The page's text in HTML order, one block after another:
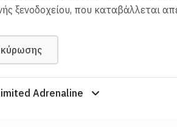
αυτό, θα μεταφερθούμε στο
μας θα κλείσει στη γενέτειρα των
Ολυμπία
ξενοδοχείου, που καταβάλλεται
Adrenaline